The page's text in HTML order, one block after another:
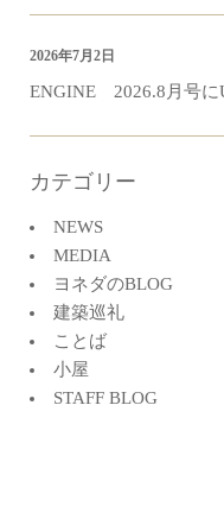
ENGINE 2026.8月号に
2026年7月2日
カテゴリー
NEWS
MEDIA
ヨネダのBLOG
建築巡礼
ことば
小屋
STAFF BLOG